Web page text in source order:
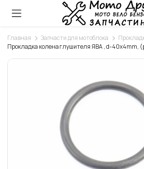
Главная Запчасти для мотоблока
Прокладка колена глушителя ЯВА , d-40x4mm,